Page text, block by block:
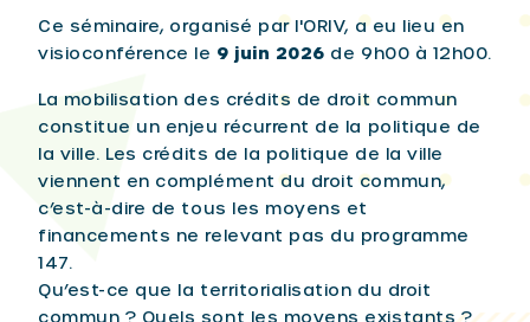
Ce séminaire, organisé par l'ORIV, a eu lieu en
visioconférence le 9 juin 2026 de 9h00 à 12h00.
La mobilisation des crédits de droit commun
constitue un enjeu récurrent de la politique de
la ville. Les crédits de la politique de la ville
viennent en complément du droit commun,
c’est-à-dire de tous les moyens et
financements ne relevant pas du programme
147.
Qu’est-ce que la territorialisation du droit
commun ? Quels sont les moyens existants ?